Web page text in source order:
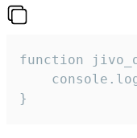
function
}